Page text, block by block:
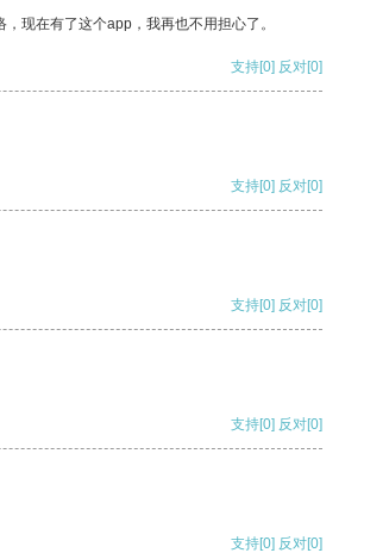
现在有了这个app，我再也不用担心了。
支持[0] 反对[0]
支持[0] 反对[0]
支持[0] 反对[0]
支持[0] 反对[0]
支持[0] 反对[0]